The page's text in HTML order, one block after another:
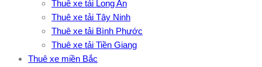
Thuê xe tải Long An
Thuê xe tải Tây Ninh
Thuê xe tải Bình Phước
Thuê xe tải Tiền Giang
Thuê xe miền Bắc